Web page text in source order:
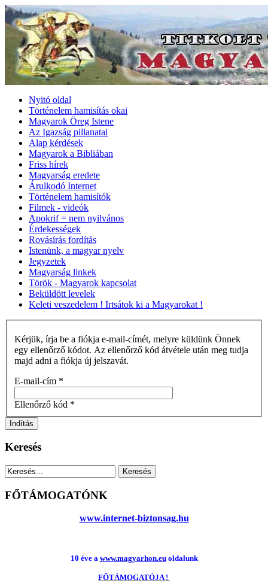
Nyitó oldal
Történelem hamisítás okai
Magyarok Öreg Istene
Az Igazság pillanatai
Alap kérdések
Magyarok a Bibliában
Friss hírek
Magyarság eredete
Árulkodó Internet
Történelem hamisítók
Filmek - videók
Apokrif = nem nyilvános
Érdekességek
Rovásírás fordítás
Istenünk, a magyar nyelv
Jegyzetek
Magyarság linkek
Török - Magyarok kapcsolat
Beküldött levelek
Keleti veszedelem ! Irtsátok ki a Magyarokat !
Kérjük, írja be a fiókja e-mail-címét, melyre küldünk Önnek
egy ellenőrző kódot. Az ellenőrző kód átvétele után meg tudja
majd adni a fiókja új jelszavát.
E-mail-cím *
Ellenőrző kód *
Indítás
Keresés
FŐTÁMOGATÓNK
www.internet-biztonsag.hu
10 éve a www.magyarhon.euoldalunk
FŐTÁMOGATÓJA !